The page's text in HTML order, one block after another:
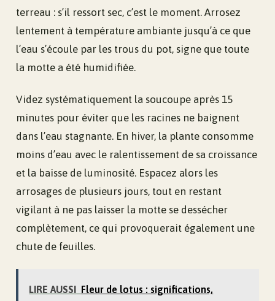
terreau : s’il ressort sec, c’est le moment. Arrosez
lentement à température ambiante jusqu’à ce que
l’eau s’écoule par les trous du pot, signe que toute
la motte a été humidifiée.
Videz systématiquement la soucoupe après 15
minutes pour éviter que les racines ne baignent
dans l’eau stagnante. En hiver, la plante consomme
moins d’eau avec le ralentissement de sa croissance
et la baisse de luminosité. Espacez alors les
arrosages de plusieurs jours, tout en restant
vigilant à ne pas laisser la motte se dessécher
complètement, ce qui provoquerait également une
chute de feuilles.
LIRE AUSSI Fleur de lotus : significations,